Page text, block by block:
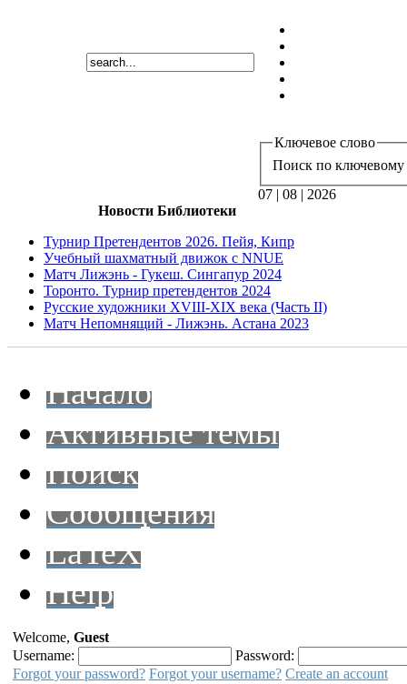
Ключевое слово
Поиск по ключевому
07 | 08 | 2026
Новости Библиотеки
Турнир Претендентов 2026. Пейя, Кипр
Учебный шахматный движок с NNUE
Матч Лижэнь - Гукеш. Сингапур 2024
Торонто. Турнир претендентов 2024
Русские художники XVIII-XIX века (Часть II)
Матч Непомнящий - Лижэнь. Астана 2023
Начало
Активные темы
Поиск
Сообщения
LaTeX
Help
Welcome, Guest
Username:
Password:
Forgot your password? Forgot your username? Create an account